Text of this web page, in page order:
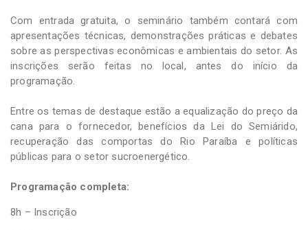
Com entrada gratuita, o seminário também contará com
apresentações técnicas, demonstrações práticas e debates
sobre as perspectivas econômicas e ambientais do setor. As
inscrições serão feitas no local, antes do início da
programação.
Entre os temas de destaque estão a equalização do preço da
cana para o fornecedor, benefícios da Lei do Semiárido,
recuperação das comportas do Rio Paraíba e políticas
públicas para o setor sucroenergético.
Programação completa:
8h – Inscrição